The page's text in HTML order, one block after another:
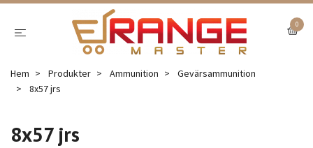
0
Hem Produkter Ammunition
Gevärsammunition
8x57 jrs
8x57 jrs